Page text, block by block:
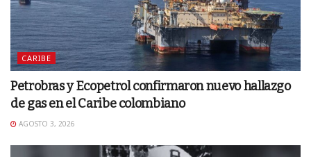
CARIBE
Petrobras y Ecopetrol confirmaron nuevo hallazgo
de gas en el Caribe colombiano
AGOSTO 3, 2026